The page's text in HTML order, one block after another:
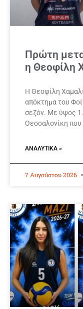
Πρώτη
η Θεοφίλη
Η Θεοφίλη
απόκτημα του
σεζόν. Με ύψος
Θεσσαλονίκη που
ΑΝΑΛΥΤΙΚΆ »
7 Αυγούστου 2026